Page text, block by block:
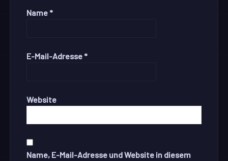
Name *
E-Mail-Adresse *
Website
Name, E-Mail-Adresse und Website in diesem